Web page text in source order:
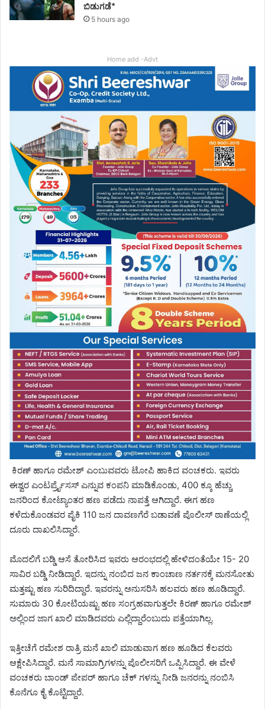
ಬಿಡುಗಡೆ*
5 hours ago
Home add -Advt
ಕಿರಣ್ ಹಾಗೂ ರಮೇಶ್ ಎಂಬುವವರು ಟೋಪಿ ಹಾಕಿದ ವಂಚಕರು. ಇವರು
ಈಶ್ವರ ಎಂಟರ್ಪ್ರೈಸಸ್ ಎನ್ನುವ ಕಂಪನಿ ಮಾಡಿಕೊಂಡು, 400 ಕ್ಕೂ ಹೆಚ್ಚು
ಜನರಿಂದ ಕೋಟ್ಯಾಂತರ ಹಣ ಪಡೆದು ನಾಪತ್ತೆ ಆಗಿದ್ದಾರೆ. ಈಗ ಹಣ
ಕಳೆದುಕೊಂಡವರ ಪೈಕಿ 110 ಜನ ದಾವಣಗೆರೆ ಬಡಾವಣೆ ಪೊಲೀಸ್ ಠಾಣೆಯಲ್ಲಿ
ದೂರು ದಾಖಲಿಸಿದ್ದಾರೆ.
ಮೊದಲಿಗೆ ಬಡ್ಡಿ ಆಸೆ ತೋರಿಸಿದ ಇವರು ಆರಂಭದಲ್ಲಿ ಹೇಳಿದಂತೆಯೇ 15- 20
ಸಾವಿರ ಬಡ್ಡಿ ನೀಡಿದ್ದಾರೆ. ಇದನ್ನು ನಂಬಿದ ಜನ ಕಾಂಚಾಣ ನರ್ತನಕ್ಕೆ ಮನಸೋತು
ಮತ್ತಷ್ಟು ಹಣ ಸುರಿದಿದ್ದಾರೆ. ಇವರನ್ನು ಅನುಸರಿಸಿ ಹಲವರು ಹಣ ಹೂಡಿದ್ದಾರೆ.
ಸುಮಾರು 30 ಕೋಟಿಯಷ್ಟು ಹಣ ಸಂಗ್ರಹವಾಗುತ್ತಲೇ ಕಿರಣ್ ಹಾಗೂ ರಮೇಶ್
ಅಲ್ಲಿಂದ ಜಾಗ ಖಾಲಿ ಮಾಡಿದವರು ಎಲ್ಲಿದ್ದಾರೆಂಬುದು ಪತ್ತೆಯಾಗಿಲ್ಲ.
ಇತ್ತೀಚೆಗೆ ರಮೇಶ ರಾತ್ರಿ ಮನೆ ಖಾಲಿ ಮಾಡುವಾಗ ಹಣ ಹೂಡಿದ ಕೆಲವರು
ಆಕ್ಷೇಪಿಸಿದ್ದಾರೆ. ಮನೆ ಸಾಮಾಗ್ರಿಗಳನ್ನು ಪೊಲೀಸರಿಗೆ ಒಪ್ಪಿಸಿದ್ದಾರೆ. ಈ ವೇಳೆ
ವಂಚಕರು ಬಾಂಡ್ ಪೇಪರ್ ಹಾಗೂ ಚೆಕ್ ಗಳನ್ನು ನೀಡಿ ಜನರನ್ನು ನಂಬಿಸಿ
ಕೊನೆಗೂ ಕೈ ಕೊಟ್ಟಿದ್ದಾರೆ.